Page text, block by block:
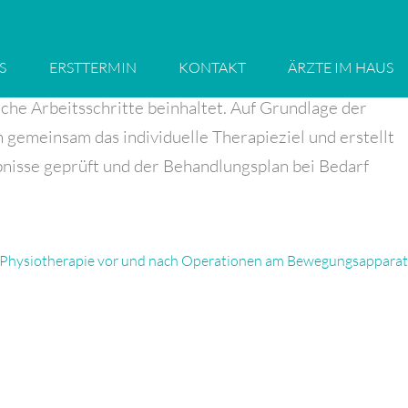
ERSTTERMIN KONTAKT ÄRZTE IM HAUS
Arbeitsschritte beinhaltet. Auf Grundlage der
das individuelle Therapieziel und erstellt
geprüft und der Behandlungsplan bei Bedarf
vor und nach Operationen am Bewegungsapparat